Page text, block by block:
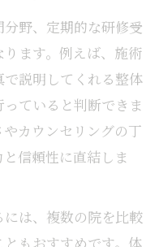
野、定期的な研修受
ます。例えば、施術
説明してくれる整体
ていると判断できま
カウンセリングの丁
信頼性に直結しま
は、複数の院を比較
もおすすめです。体